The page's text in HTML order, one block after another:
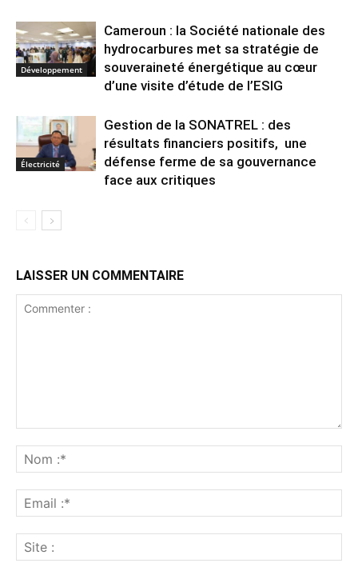
Développement
Cameroun : la Société nationale des
hydrocarbures met sa stratégie de
souveraineté énergétique au cœur
d’une visite d’étude de l’ESIG
Électricité
Gestion de la SONATREL : des
résultats financiers positifs, une
défense ferme de sa gouvernance
face aux critiques
LAISSER UN COMMENTAIRE